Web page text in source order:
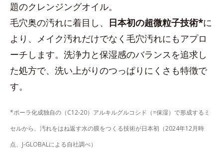
題のクレンジングオイル。
毛穴奥の汚れに着目し、 日本初の超微粒子技術*に
より、メイク汚れだけでなく毛穴汚れにもアプロ
ーチします。洗浄力と保湿感のバランスを追求し
た処方で、洗い上がりのつっぱりにくさも特徴で
す。
*ポーラ化成独自の（C12-20）アルキルグルコシド（=保湿）で形成するミ
セルから、汚れをはね返す水の膜をつくる技術が日本初（2024年12月時
点、J-GLOBALによる自社調べ）